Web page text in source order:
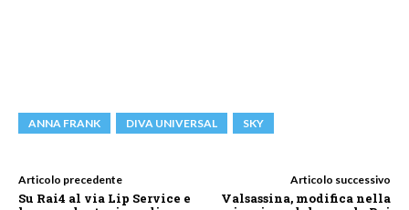
ANNA FRANK DIVA UNIVERSAL SKY
Articolo precedente
Su Rai4 al via Lip Service e
Articolo successivo
Valsassina, modifica nella